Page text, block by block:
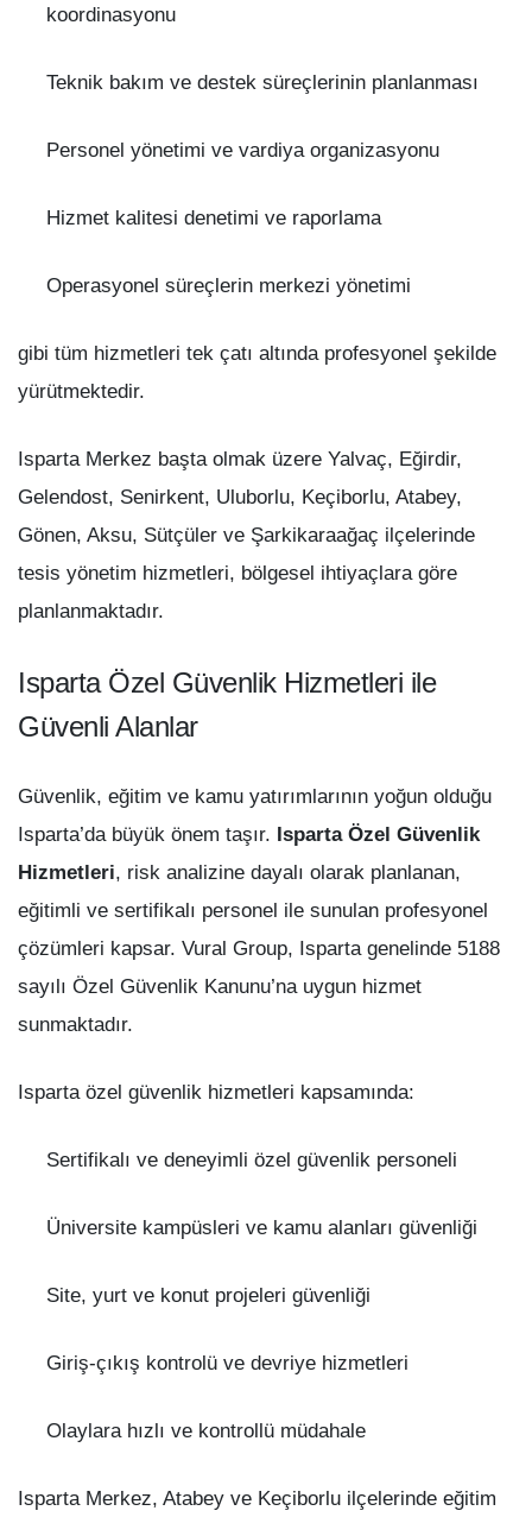
koordinasyonu
Teknik bakım ve destek süreçlerinin planlanması
Personel yönetimi ve vardiya organizasyonu
Hizmet kalitesi denetimi ve raporlama
Operasyonel süreçlerin merkezi yönetimi
gibi tüm hizmetleri tek çatı altında profesyonel şekilde
yürütmektedir.
Isparta Merkez başta olmak üzere Yalvaç, Eğirdir,
Gelendost, Senirkent, Uluborlu, Keçiborlu, Atabey,
Gönen, Aksu, Sütçüler ve Şarkikaraağaç ilçelerinde
tesis yönetim hizmetleri, bölgesel ihtiyaçlara göre
planlanmaktadır.
Isparta Özel Güvenlik Hizmetleri ile
Güvenli Alanlar
Güvenlik, eğitim ve kamu yatırımlarının yoğun olduğu
Isparta’da büyük önem taşır. Isparta Özel Güvenlik
Hizmetleri, risk analizine dayalı olarak planlanan,
eğitimli ve sertifikalı personel ile sunulan profesyonel
çözümleri kapsar. Vural Group, Isparta genelinde 5188
sayılı Özel Güvenlik Kanunu’na uygun hizmet
sunmaktadır.
Isparta özel güvenlik hizmetleri kapsamında:
Sertifikalı ve deneyimli özel güvenlik personeli
Üniversite kampüsleri ve kamu alanları güvenliği
Site, yurt ve konut projeleri güvenliği
Giriş-çıkış kontrolü ve devriye hizmetleri
Olaylara hızlı ve kontrollü müdahale
Isparta Merkez, Atabey ve Keçiborlu ilçelerinde eğitim